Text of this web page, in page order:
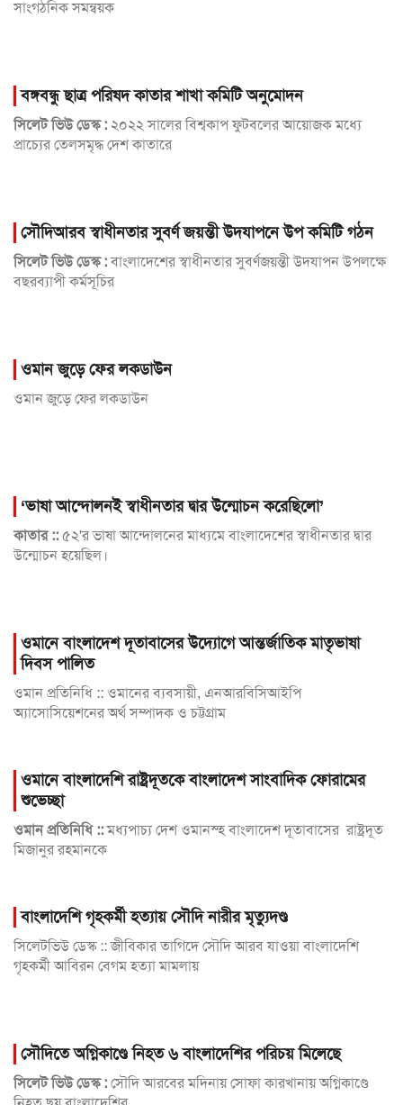
সাংগঠনিক সমন্বয়ক
বঙ্গবন্ধু ছাত্র পরিষদ কাতার শাখা কমিটি অনুমোদন
সিলেট ভিউ ডেস্ক : ২০২২ সালের বিশ্বকাপ ফুটবলের আয়োজক মধ্যে
প্রাচ্যের তেলসমৃদ্ধ দেশ কাতারে
সৌদিআরব স্বাধীনতার সুবর্ণ জয়ন্তী উদযাপনে উপ কমিটি গঠন
সিলেট ভিউ ডেস্ক :বাংলাদেশের স্বাধীনতার সুবর্ণজয়ন্তী উদযাপন উপলক্ষে
বছরব্যাপী কর্মসূচির
ওমান জুড়ে ফের লকডাউন
ওমান জুড়ে ফের লকডাউন
‘ভাষা আন্দোলনই স্বাধীনতার দ্বার উন্মোচন করেছিলো’
কাতার ::৫২'র ভাষা আন্দোলনের মাধ্যমে বাংলাদেশের স্বাধীনতার দ্বার
উন্মোচন হয়েছিল।
ওমানে বাংলাদেশ দূতাবাসের উদ্যোগে আন্তর্জাতিক মাতৃভাষা
দিবস পালিত
ওমান প্রতিনিধি :: ওমানের ব্যবসায়ী, এনআরবিসিআইপি
অ্যাসোসিয়েশনের অর্থ সম্পাদক ও চট্টগ্রাম
ওমানে বাংলাদেশি রাষ্ট্রদূতকে বাংলাদেশ সাংবাদিক ফোরামের
শুভেচ্ছা
ওমান প্রতিনিধি ::মধ্যপাচ্য দেশ ওমানস্হ বাংলাদেশ দূতাবাসের রাষ্ট্রদূত
মিজানুর রহমানকে
বাংলাদেশি গৃহকর্মী হত্যায় সৌদি নারীর মৃত্যুদণ্ড
সিলেটভিউ ডেস্ক :: জীবিকার তাগিদে সৌদি আরব যাওয়া বাংলাদেশি
গৃহকর্মী আবিরন বেগম হত্যা মামলায়
সৌদিতে অগ্নিকাণ্ডে নিহত ৬ বাংলাদেশির পরিচয় মিলেছে
সিলেট ভিউ ডেস্ক :সৌদি আরবের মদিনায় সোফা কারখানায় অগ্নিকাণ্ডে